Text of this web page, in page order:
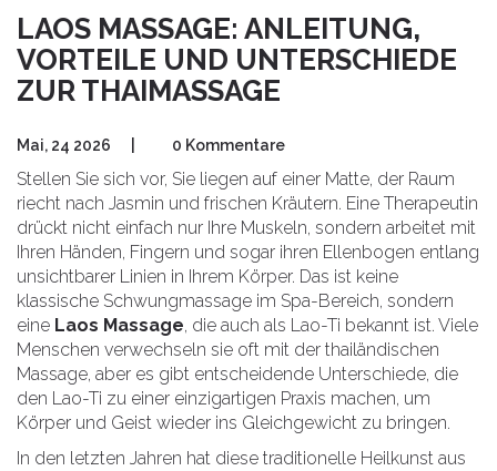
LAOS MASSAGE: ANLEITUNG,
VORTEILE UND UNTERSCHIEDE
ZUR THAIMASSAGE
Mai, 24 2026 0 Kommentare
Stellen Sie sich vor, Sie liegen auf einer Matte, der Raum
riecht nach Jasmin und frischen Kräutern. Eine Therapeutin
drückt nicht einfach nur Ihre Muskeln, sondern arbeitet mit
Ihren Händen, Fingern und sogar ihren Ellenbogen entlang
unsichtbarer Linien in Ihrem Körper. Das ist keine
klassische Schwungmassage im Spa-Bereich, sondern
eine Laos Massage, die auch als Lao-Ti bekannt ist. Viele
Menschen verwechseln sie oft mit der thailändischen
Massage, aber es gibt entscheidende Unterschiede, die
den Lao-Ti zu einer einzigartigen Praxis machen, um
Körper und Geist wieder ins Gleichgewicht zu bringen.
In den letzten Jahren hat diese traditionelle Heilkunst aus